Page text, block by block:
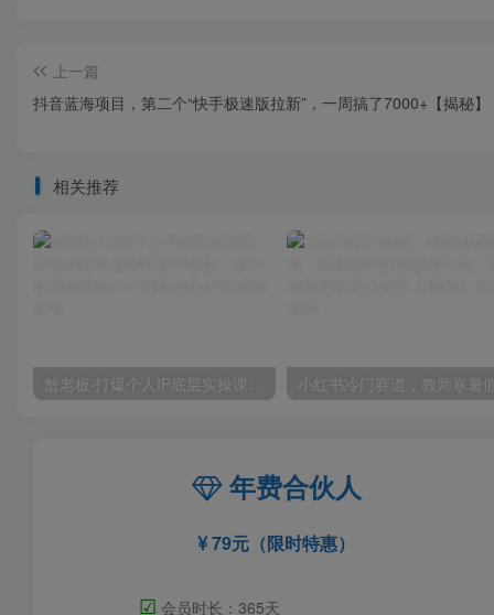
上一篇
抖音蓝海项目，第二个“快手极速版拉新”，一周搞了7000+【揭秘】
相关推荐
蟹老板·打爆个人IP底层实操课，教你成熟专业的打造IP技能，全方位带你做成一个能商业化IP
年费合伙人
79元（限时特惠）
☑ 会员时长：365天